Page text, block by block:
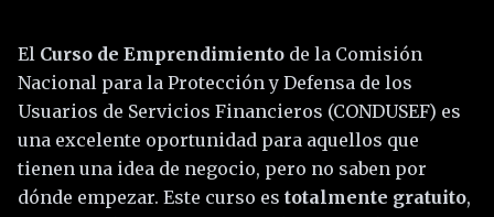
El Curso de Emprendimiento de la Comisión
Nacional para la Protección y Defensa de los
Usuarios de Servicios Financieros (CONDUSEF) es
una excelente oportunidad para aquellos que
tienen una idea de negocio, pero no saben por
dónde empezar. Este curso es totalmente gratuito,